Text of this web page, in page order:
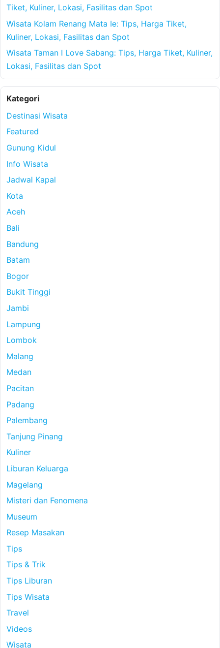
Tiket, Kuliner, Lokasi, Fasilitas dan Spot
Wisata Kolam Renang Mata Ie: Tips, Harga Tiket,
Kuliner, Lokasi, Fasilitas dan Spot
Wisata Taman I Love Sabang: Tips, Harga Tiket, Kuliner,
Lokasi, Fasilitas dan Spot
Kategori
Destinasi Wisata
Featured
Gunung Kidul
Info Wisata
Jadwal Kapal
Kota
Aceh
Bali
Bandung
Batam
Bogor
Bukit Tinggi
Jambi
Lampung
Lombok
Malang
Medan
Pacitan
Padang
Palembang
Tanjung Pinang
Kuliner
Liburan Keluarga
Magelang
Misteri dan Fenomena
Museum
Resep Masakan
Tips
Tips & Trik
Tips Liburan
Tips Wisata
Travel
Videos
Wisata